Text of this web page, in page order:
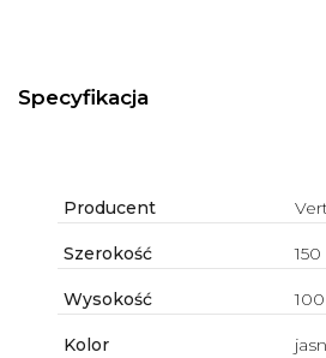
Specyfikacja
Producent
Szerokość
Wysokość
Kolor